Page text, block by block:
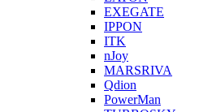
EXEGATE
IPPON
ITK
nJoy
MARSRIVA
Qdion
PowerMan